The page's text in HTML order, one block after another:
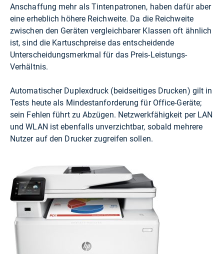
Anschaffung mehr als Tintenpatronen, haben dafür aber
eine erheblich höhere Reichweite. Da die Reichweite
zwischen den Geräten vergleichbarer Klassen oft ähnlich
ist, sind die Kartuschpreise das entscheidende
Unterscheidungsmerkmal für das Preis-Leistungs-
Verhältnis.
Automatischer Duplexdruck (beidseitiges Drucken) gilt in
Tests heute als Mindestanforderung für Office-Geräte;
sein Fehlen führt zu Abzügen. Netzwerkfähigkeit per LAN
und WLAN ist ebenfalls unverzichtbar, sobald mehrere
Nutzer auf den Drucker zugreifen sollen.